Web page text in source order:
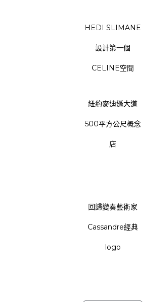
HEDI SLIMANE
設計第一個
CELINE空間
紐約麥迪遜大道
500平方公尺概念
店
回歸變奏藝術家
Cassandre經典
logo